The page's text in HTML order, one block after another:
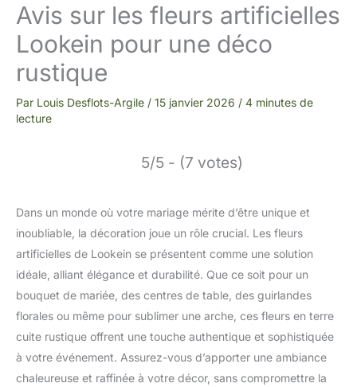
Avis sur les fleurs artificielles
Lookein pour une déco
rustique
Par Louis Desflots-Argile / 15 janvier 2026 / 4 minutes de
lecture
5/5 - (7 votes)
Dans un monde où votre mariage mérite d’être unique et
inoubliable, la décoration joue un rôle crucial. Les fleurs
artificielles de Lookein se présentent comme une solution
idéale, alliant élégance et durabilité. Que ce soit pour un
bouquet de mariée, des centres de table, des guirlandes
florales ou même pour sublimer une arche, ces fleurs en terre
cuite rustique offrent une touche authentique et sophistiquée
à votre événement. Assurez-vous d’apporter une ambiance
chaleureuse et raffinée à votre décor, sans compromettre la